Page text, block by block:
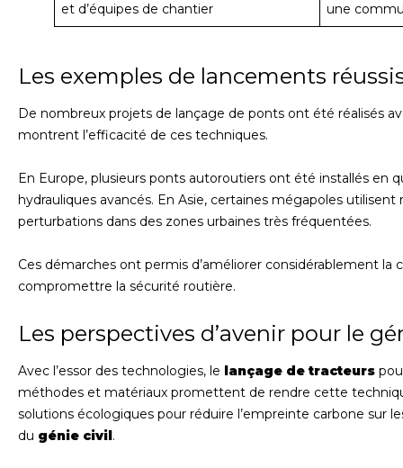
et d’équipes de chantier
une
Les exemples de lancements
De nombreux projets de lançage de ponts ont été réalisés
montrent l’efficacité de ces techniques.
En Europe, plusieurs ponts autoroutiers ont été installés en
hydrauliques avancés. En Asie, certaines mégapoles
perturbations dans des zones urbaines très fréquentées.
Ces démarches ont permis d’améliorer considérablement la
compromettre la sécurité routière.
Les perspectives d’avenir pour le
Avec l’essor des technologies, le lançage de tracteurs
méthodes et matériaux promettent de rendre cette
solutions écologiques pour réduire l’empreinte carbone sur
du génie civil.